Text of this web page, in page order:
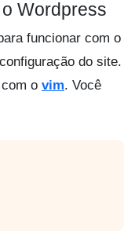
Wordpress
funcionar com o
do site.
o vim. Você